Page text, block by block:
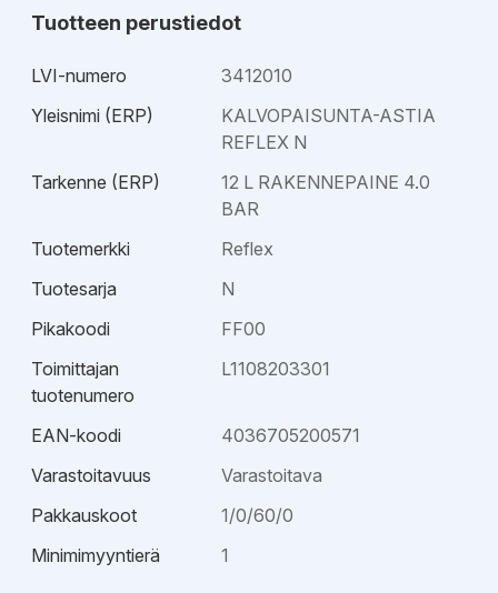
Tuotteen perustiedot
LVI-numero
3412010
Yleisnimi (ERP)
KALVOPAISUNTA-ASTIA
REFLEX N
Tarkenne (ERP)
12 L RAKENNEPAINE 4.0
BAR
Tuotemerkki
Reflex
Tuotesarja
N
Pikakoodi
FF00
Toimittajan
tuotenumero
L1108203301
EAN-koodi
4036705200571
Varastoitavuus
Varastoitava
Pakkauskoot
1/0/60/0
Minimimyyntierä
1